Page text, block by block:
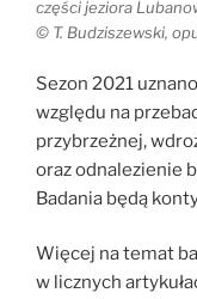
części jeziora
© T. Budziszewski,
Sezon 2021
względu na
przybrzeżnej,
oraz odnalezienie
Badania będą
Więcej na temat
w licznych